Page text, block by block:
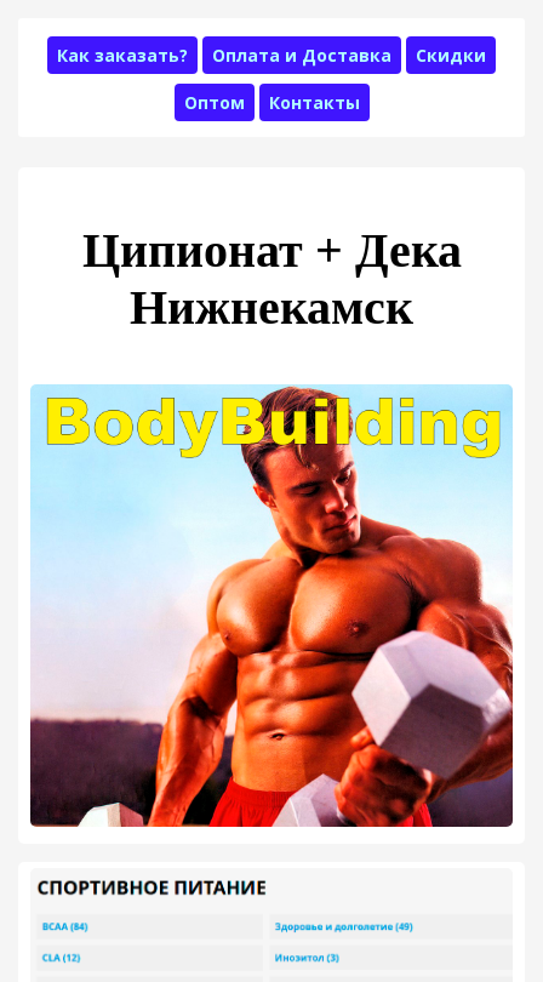
Как заказать? Оплата и Доставка Скидки
Оптом Контакты
Ципионат + Дека
Нижнекамск